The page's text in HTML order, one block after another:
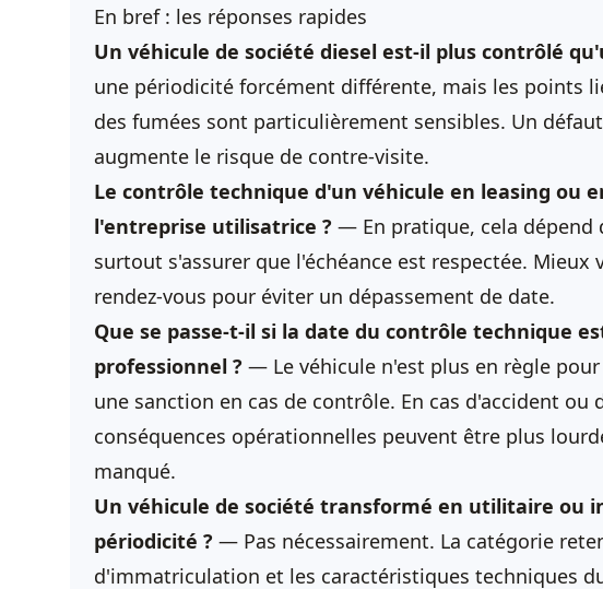
En bref : les réponses rapides
Un véhicule de société diesel est-il plus contrôlé
une périodicité forcément différente, mais les points
des fumées sont particulièrement sensibles. Un
augmente le risque de contre-visite.
Le contrôle technique d'un véhicule en leasing ou
l'entreprise utilisatrice ? — En pratique, cela
surtout s'assurer que l'échéance est respectée.
rendez-vous pour éviter un dépassement de date.
Que se passe-t-il si la date du contrôle technique
professionnel ? — Le véhicule n'est plus en règle
une sanction en cas de contrôle. En cas d'accident
conséquences opérationnelles peuvent être plus
manqué.
Un véhicule de société transformé en utilitaire ou
périodicité ? — Pas nécessairement. La catégorie
d'immatriculation et les caractéristiques techniques